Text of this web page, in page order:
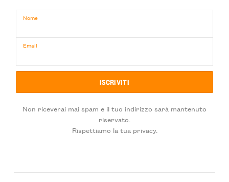
Nome
Email
Non riceverai mai spam e il tuo indirizzo sarà mantenuto
riservato.
Rispettiamo la tua privacy.